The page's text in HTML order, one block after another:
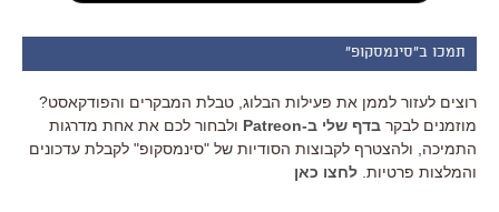
תמכו ב"סינמסקופ"
רוצים לעזור לממן את פעילות הבלוג, טבלת המבקרים והפודקאסט?
מוזמנים לבקר בדף שלי ב-Patreon
ולבחור לכם את אחת מדרגות
התמיכה, ולהצטרף לקבוצות הסודיות של "סינמסקופ" לקבלת עדכונים
והמלצות פרטיות. לחצו כאן